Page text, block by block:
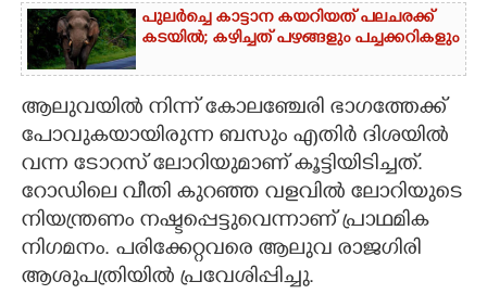
CONTACT US
പുലർച്ചെ കാട്ടാന കയറിയത് പലചരക്ക്
കടയിൽ; കഴിച്ചത് പഴങ്ങളും പച്ചക്കറികളും
ആലുവയിൽ നിന്ന് കോലഞ്ചേരി ഭാഗത്തേക്ക്
പോവുകയായിരുന്ന ബസും എതിർ ദിശയിൽ
വന്ന ടോറസ് ലോറിയുമാണ് കൂട്ടിയിടിച്ചത്.
റോഡിലെ വീതി കുറഞ്ഞ വളവിൽ ലോറിയുടെ
നിയന്ത്രണം നഷ്ടപ്പെട്ടുവെന്നാണ് പ്രാഥമിക
നിഗമനം. പരിക്കേറ്റവരെ ആലുവ രാജഗിരി
ആശുപത്രിയിൽ പ്രവേശിപ്പിച്ചു.